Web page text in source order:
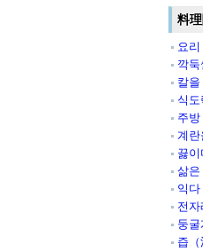
料
요리
깍둑
칼을
식도
주방
계란
끓이
삶은
익다
전자
둥굴
즙（